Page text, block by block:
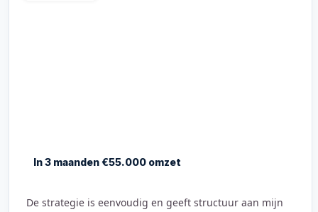
In 3 maanden €55.000 omzet
De strategie is eenvoudig en geeft structuur aan mijn